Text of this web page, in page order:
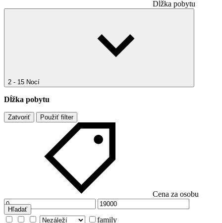
Dĺžka pobytu
2 - 15 Nocí
Dĺžka pobytu
Zatvoriť Použiť filter
Cena za osobu
Hľadať
family